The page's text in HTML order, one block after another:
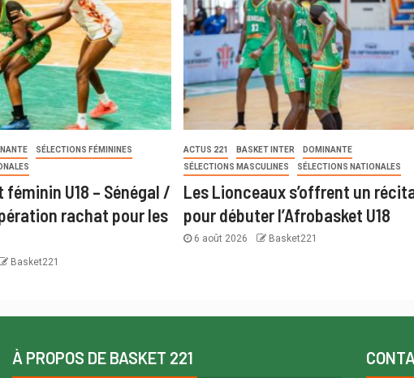
SÉLECTIONS FÉMININES
U18 – Sénégal /
rachat pour les
Basket221
ACTUS 221 BASKET INTER
DOMINANTE
SÉLECTIONS MASCULINES
SÉLECTIONS NATIONALES
Les Lionceaux s’offrent un
pour débuter l’Afrobasket U18
6 août 2026 Basket221
À PROPOS DE BASKET 221